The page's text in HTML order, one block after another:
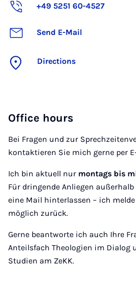
+49 5251 60-4527
Send E-Mail
Directions
Office hours
Bei Fragen und zur
kontaktieren Sie mich gerne per
Ich bin aktuell nur montags bis
Für dringende Anliegen
eine Mail hinterlassen – ich
möglich zurück.
Gerne beantworte ich auch Ihre
Anteilsfach Theologien im Dialog
Studien am ZeKK.